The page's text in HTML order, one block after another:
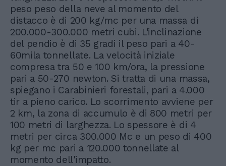
peso peso della neve al momento del
distacco è di 200 kg/mc per una massa di
200.000-300.000 metri cubi. L'inclinazione
del pendio è di 35 gradi il peso pari a 40-
60mila tonnellate. La velocità iniziale
compresa tra 50 e 100 km/ora, la pressione
pari a 50-270 newton. Si tratta di una massa,
spiegano i Carabinieri forestali, pari a 4.000
tir a pieno carico. Lo scorrimento avviene per
2 km, la zona di accumulo è di 800 metri per
100 metri di larghezza. Lo spessore è di 4
metri per circa 300.000 Mc e un peso di 400
kg per mc pari a 120.000 tonnellate al
momento dell'impatto.